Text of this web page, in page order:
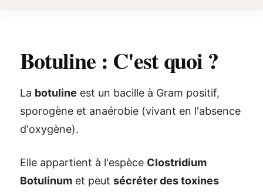
Botuline : C'est quoi ?
La botuline est un bacille à Gram positif,
sporogène et anaérobie (vivant en l'absence
d'oxygène).
Elle appartient à l'espèce Clostridium
Botulinum et peut sécréter des toxines